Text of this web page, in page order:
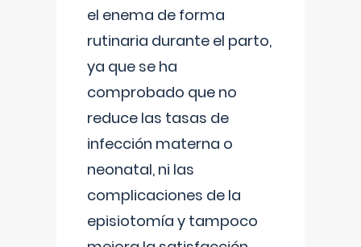
el enema de forma
rutinaria durante el parto,
ya que se ha
comprobado que no
reduce las tasas de
infección materna o
neonatal, ni las
complicaciones de la
episiotomía y tampoco